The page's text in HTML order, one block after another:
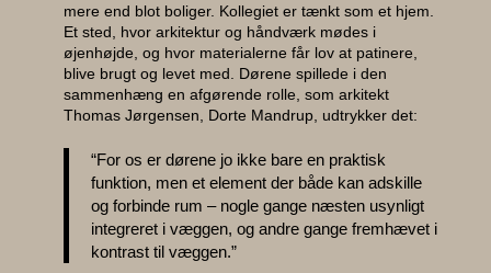
EPD
mere end blot boliger. Kollegiet er tænkt som et hjem.
Et sted, hvor arkitektur og håndværk mødes i
øjenhøjde, og hvor materialerne får lov at patinere,
blive brugt og levet med. Dørene spillede i den
sammenhæng en afgørende rolle, som arkitekt
Thomas Jørgensen, Dorte Mandrup, udtrykker det:
“For os er dørene jo ikke bare en praktisk
funktion, men et element der både kan adskille
og forbinde rum – nogle gange næsten usynligt
integreret i væggen, og andre gange fremhævet i
kontrast til væggen.”